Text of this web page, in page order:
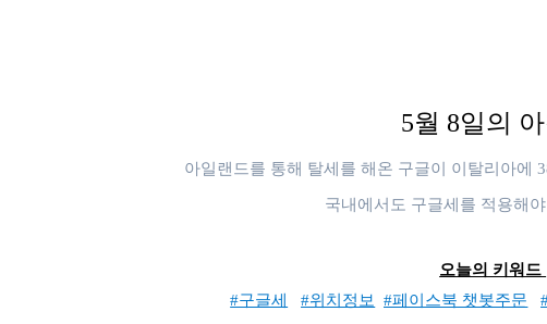
5월 8일의
아일랜드를 통해 탈세를 해온 구글이 이탈리아에
국내에서도 구글세를 적용해
오늘의 키워드
#구글세
#위치정보 #페이스북 챗봇주문